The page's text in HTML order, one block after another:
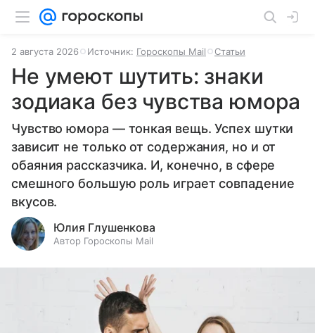
2 августа 2026 Источник: Гороскопы Mail Статьи
Не умеют шутить: знаки
зодиака без чувства юмора
Чувство юмора — тонкая вещь. Успех шутки
зависит не только от содержания, но и от
обаяния рассказчика. И, конечно, в сфере
смешного большую роль играет совпадение
вкусов.
Юлия Глушенкова
Автор Гороскопы Mail